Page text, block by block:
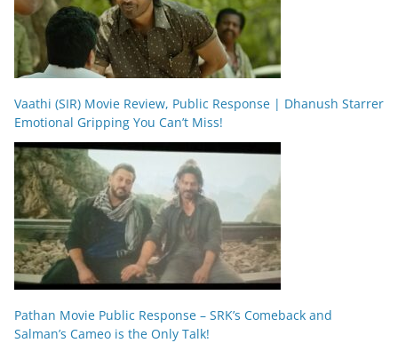
Vaathi (SIR) Movie Review, Public Response | Dhanush Starrer
Emotional Gripping You Can’t Miss!
Pathan Movie Public Response – SRK’s Comeback and
Salman’s Cameo is the Only Talk!